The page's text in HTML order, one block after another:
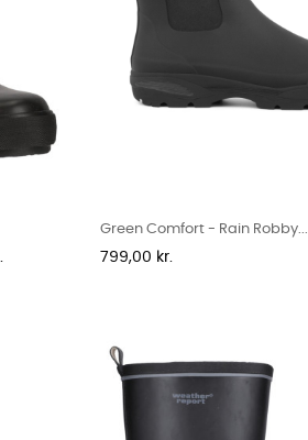
Green Comfort - Rain Robby...
Pris
799,00 kr.